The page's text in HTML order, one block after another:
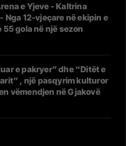
e Yjeve - Kaltrina
Nga 12-vjeçare në ekipin e
55 gola në një sezon
e pakryer” dhe “Ditët e
, një pasqyrim kulturor
vëmendjen në Gjakovë